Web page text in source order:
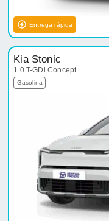
Entrega rápida
Kia Stonic
1.0 T-GDi Concept
Gasolina